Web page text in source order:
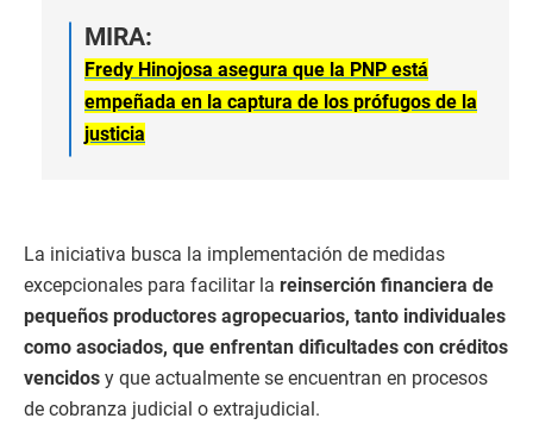
MIRA:
Fredy Hinojosa asegura que la PNP está
empeñada en la captura de los prófugos de la
justicia
La iniciativa busca la implementación de medidas
excepcionales para facilitar la reinserción financiera de
pequeños productores agropecuarios, tanto individuales
como asociados, que enfrentan dificultades con créditos
vencidos y que actualmente se encuentran en procesos
de cobranza judicial o extrajudicial.